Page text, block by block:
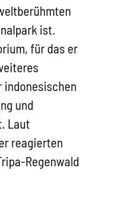
ist.
für das er
indonesischen
und
Laut
reagierten
Regenwald